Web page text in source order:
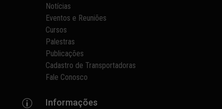
Notícias
Eventos e Reuniões
Cursos
Palestras
Publicações
Cadastro de Transportadoras
Fale Conosco
p Informações